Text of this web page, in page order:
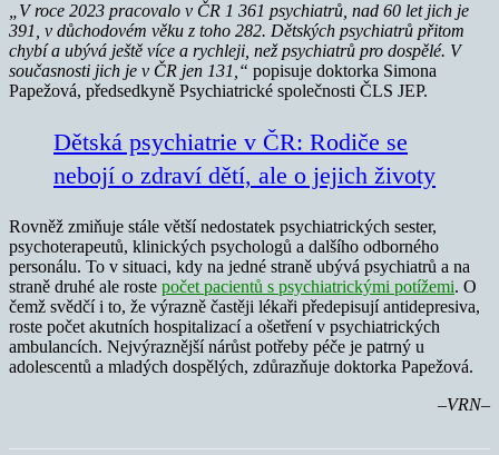
„V roce 2023 pracovalo v ČR 1 361 psychiatrů, nad 60 let jich je
391, v důchodovém věku z toho 282. Dětských psychiatrů přitom
chybí a ubývá ještě více a rychleji, než psychiatrů pro dospělé. V
současnosti jich je v ČR jen 131,“ popisuje doktorka Simona
Papežová, předsedkyně Psychiatrické společnosti ČLS JEP.
Dětská psychiatrie v ČR: Rodiče se
nebojí o zdraví dětí, ale o jejich životy
Rovněž zmiňuje stále větší nedostatek psychiatrických sester,
psychoterapeutů, klinických psychologů a dalšího odborného
personálu. To v situaci, kdy na jedné straně ubývá psychiatrů a na
straně druhé ale roste počet pacientů s psychiatrickými potížemi. O
čemž svědčí i to, že výrazně častěji lékaři předepisují antidepresiva,
roste počet akutních hospitalizací a ošetření v psychiatrických
ambulancích. Nejvýraznější nárůst potřeby péče je patrný u
adolescentů a mladých dospělých, zdůrazňuje doktorka Papežová.
–VRN–